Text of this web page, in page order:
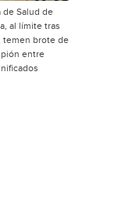
de Salud de
al límite tras
temen brote de
entre